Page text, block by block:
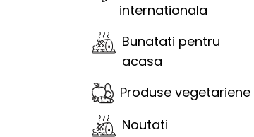
internationala
Bunatati pentru
acasa
Produse vegetariene
Noutati